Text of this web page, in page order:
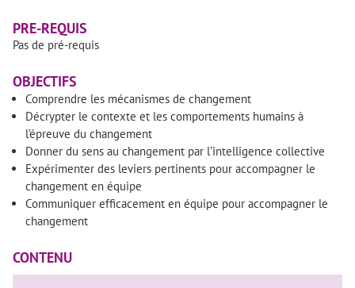
PRE-REQUIS
Pas de pré-requis
OBJECTIFS
Comprendre les mécanismes de changement
Décrypter le contexte et les comportements humains à
l’épreuve du changement
Donner du sens au changement par l’intelligence collective
Expérimenter des leviers pertinents pour accompagner le
changement en équipe
Communiquer efficacement en équipe pour accompagner le
changement
CONTENU